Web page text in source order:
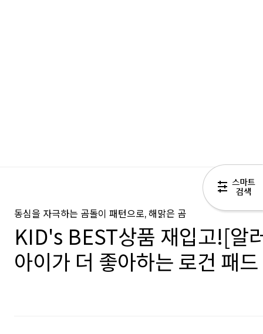
동심을 자극하는 곰돌이 패턴으로, 해맑은 곰
KID's BEST상품 재입고![알
아이가 더 좋아하는 로건 패